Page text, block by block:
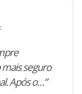
seguro
Após o…”